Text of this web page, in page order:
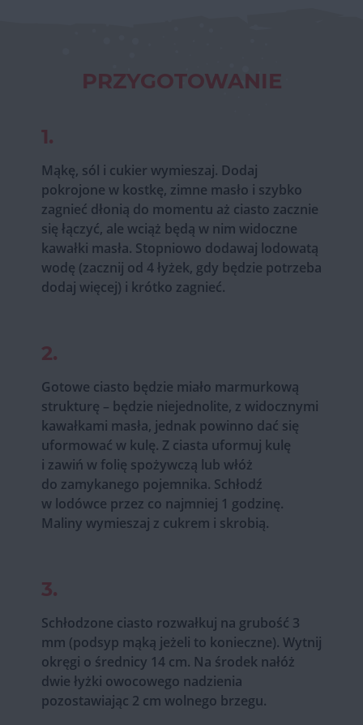
PRZYGOTOWANIE
1.
Mąkę, sól i cukier wymieszaj. Dodaj
pokrojone w kostkę, zimne masło i szybko
zagnieć dłonią do momentu aż ciasto zacznie
się łączyć, ale wciąż będą w nim widoczne
kawałki masła. Stopniowo dodawaj lodowatą
wodę (zacznij od 4 łyżek, gdy będzie potrzeba
dodaj więcej) i krótko zagnieć.
2.
Gotowe ciasto będzie miało marmurkową
strukturę – będzie niejednolite, z widocznymi
kawałkami masła, jednak powinno dać się
uformować w kulę. Z ciasta uformuj kulę
i zawiń w folię spożywczą lub włóż
do zamykanego pojemnika. Schłodź
w lodówce przez co najmniej 1 godzinę.
Maliny wymieszaj z cukrem i skrobią.
3.
Schłodzone ciasto rozwałkuj na grubość 3
mm (podsyp mąką jeżeli to konieczne). Wytnij
okręgi o średnicy 14 cm. Na środek nałóż
dwie łyżki owocowego nadzienia
pozostawiając 2 cm wolnego brzegu.